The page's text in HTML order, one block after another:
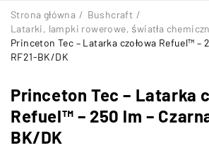
Princeton Tec – Latarka
Refuel™ – 250 lm –
BK/DK
Strona główna / Bushcraft /
Latarki, lampki rowerowe, światła
Princeton Tec – Latarka czołowa Refuel™ –
RF21-BK/DK